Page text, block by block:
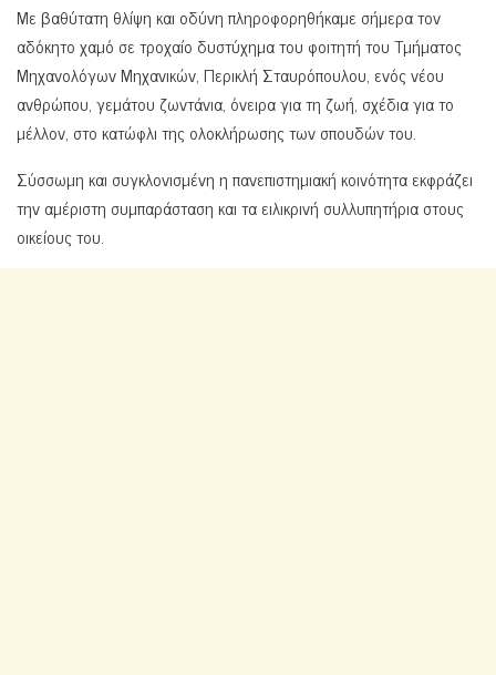
Με βαθύτατη θλίψη και οδύνη πληροφορηθήκαμε σήμερα τον
αδόκητο χαμό σε τροχαίο δυστύχημα του φοιτητή του Τμήματος
Μηχανολόγων Μηχανικών, Περικλή Σταυρόπουλου, ενός νέου
ανθρώπου, γεμάτου ζωντάνια, όνειρα για τη ζωή, σχέδια για το
μέλλον, στο κατώφλι της ολοκλήρωσης των σπουδών του.
Σύσσωμη και συγκλονισμένη η πανεπιστημιακή κοινότητα εκφράζει
την αμέριστη συμπαράσταση και τα ειλικρινή συλλυπητήρια στους
οικείους του.